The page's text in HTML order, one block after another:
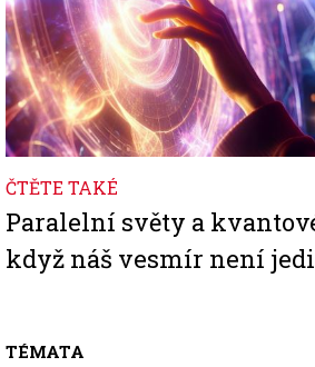
ČTĚTE TAKÉ
Paralelní světy a
když náš vesmír není
TÉMATA